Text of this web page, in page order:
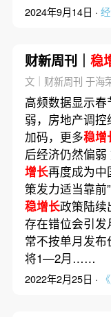
2024年9月14日 ·
财新周刊｜ 稳
文｜财新周刊 于海
高频数据显示
弱，房地产调
加码，更多稳增
后经济仍然偏弱
增长再度成为中
策发力适当靠前
稳增长政策陆续
存在错位会引
常不按单月发
将1—2月……
2022年2月25日 ·